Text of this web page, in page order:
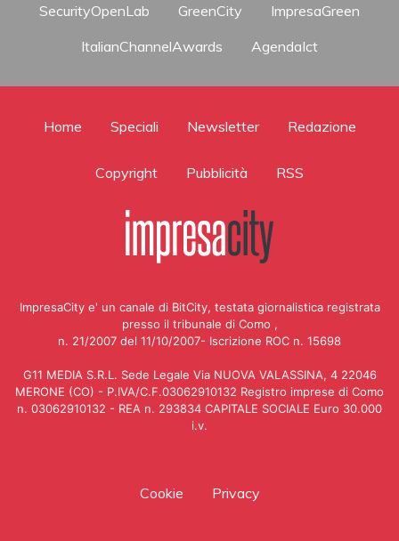
SecurityOpenLab
GreenCity
ImpresaGreen
ItalianChannelAwards
AgendaIct
Home Speciali Newsletter Redazione
Copyright Pubblicità RSS
ImpresaCity e' un canale di BitCity, testata giornalistica registrata
presso il tribunale di Como ,
n. 21/2007 del 11/10/2007- Iscrizione ROC n. 15698
G11 MEDIA S.R.L. Sede Legale Via NUOVA VALASSINA, 4 22046
MERONE (CO) - P.IVA/C.F.03062910132 Registro imprese di Como
n. 03062910132 - REA n. 293834 CAPITALE SOCIALE Euro 30.000
i.v.
Cookie Privacy